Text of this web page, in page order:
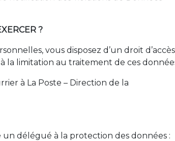
?
vous disposez d’un droit
la limitation au traitement de ces
à La Poste – Direction de la
délégué à la protection des données :